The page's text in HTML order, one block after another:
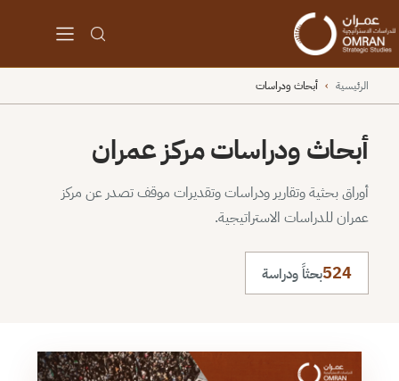
الرئيسية › أبحاث ودراسات
أبحاث ودراسات مركز عمران
أوراق بحثية وتقارير ودراسات وتقديرات موقف تصدر عن مركز
عمران للدراسات الاستراتيجية.
524بحثاً ودراسة